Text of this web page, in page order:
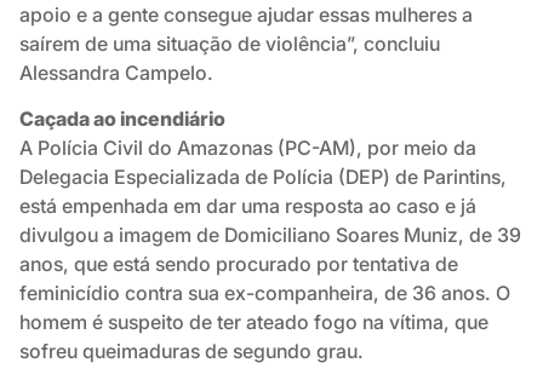
apoio e a gente consegue ajudar essas mulheres a
saírem de uma situação de violência”, concluiu
Alessandra Campelo.
Caçada ao incendiário
A Polícia Civil do Amazonas (PC-AM), por meio da
Delegacia Especializada de Polícia (DEP) de Parintins,
está empenhada em dar uma resposta ao caso e já
divulgou a imagem de Domiciliano Soares Muniz, de 39
anos, que está sendo procurado por tentativa de
feminicídio contra sua ex-companheira, de 36 anos. O
homem é suspeito de ter ateado fogo na vítima, que
sofreu queimaduras de segundo grau.